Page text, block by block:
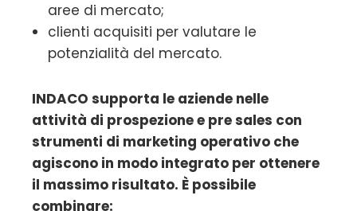
aree di mercato;
clienti acquisiti per valutare le
potenzialità del mercato.
INDACO supporta le aziende nelle
attività di prospezione e pre sales con
strumenti di marketing operativo che
agiscono in modo integrato per ottenere
il massimo risultato. È possibile
combinare: